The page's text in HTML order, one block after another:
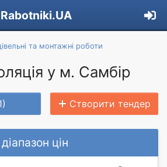
Rabotniki.UA
та монтажні роботи
у м. Самбір
Створити тендер
цін